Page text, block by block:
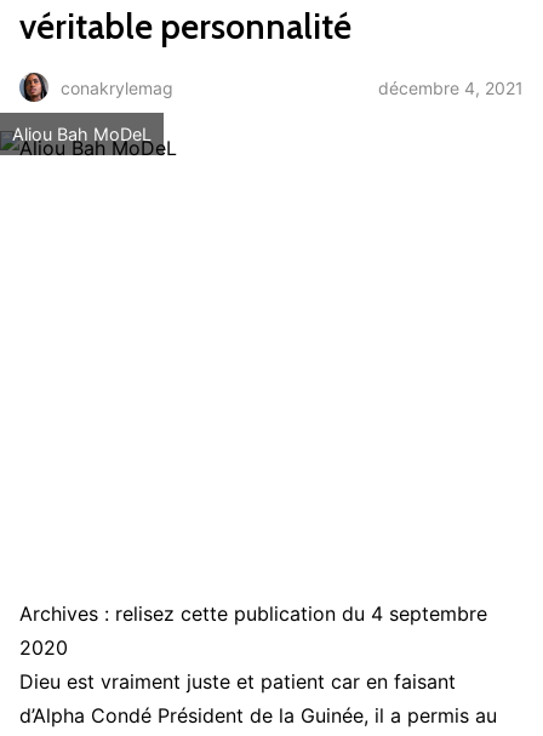
véritable personnalité
conakrylemag décembre 4, 2021
Aliou Bah MoDeL
Archives : relisez cette publication du 4 septembre
2020
Dieu est vraiment juste et patient car en faisant
d’Alpha Condé Président de la Guinée, il a permis au